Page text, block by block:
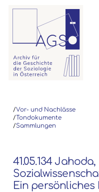
/Vor- und Nachlässe
/Tondokumente
/Sammlungen
41.05.134
Ein persönliches